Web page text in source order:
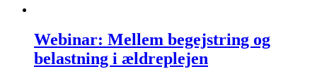
Webinar: Mellem begejstring og
belastning i ældreplejen